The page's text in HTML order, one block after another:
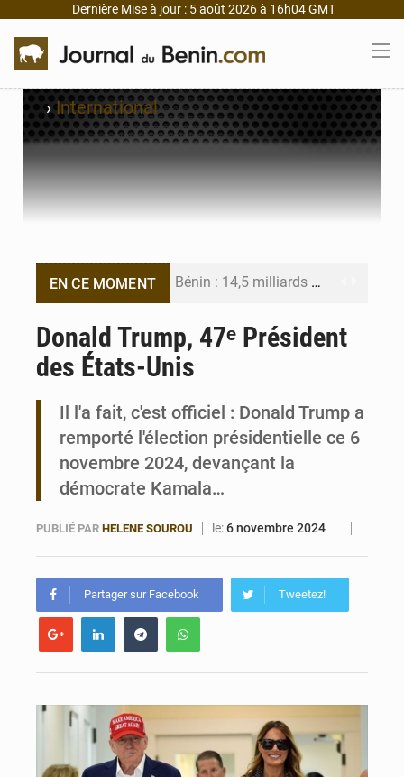
Dernière Mise à jour : 5 août 2026 à 16h04 GMT
›International
EN CE MOMENT Bénin : 14,5 milliards de dollars pour faire de la CDN 3.0 un bouclier économique
Noyade tragique à Kalalé : 2 enfants perdent la vie à Gawézi
Donald Trump, 47ᵉ Président
des États-Unis
Il l'a fait, c'est officiel : Donald Trump a
remporté l'élection présidentielle ce 6
novembre 2024, devançant la
démocrate Kamala…
PUBLIÉ PAR HELENE SOUROU le:6 novembre 2024
Partager sur Facebook Tweetez!